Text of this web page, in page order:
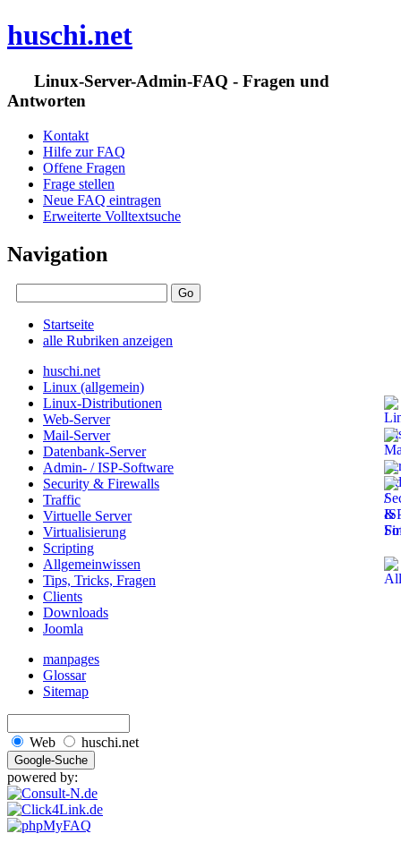
huschi.net
Linux-Server-Admin-FAQ - Fragen und
Antworten
Kontakt
Hilfe zur FAQ
Offene Fragen
Frage stellen
Neue FAQ eintragen
Erweiterte Volltextsuche
Navigation
Startseite
alle Rubriken anzeigen
huschi.net
Linux (allgemein)
Linux-Distributionen
Web-Server
Mail-Server
Datenbank-Server
Admin- / ISP-Software
Security & Firewalls
Traffic
Virtuelle Server
Virtualisierung
Scripting
Allgemeinwissen
Tips, Tricks, Fragen
Clients
Downloads
Joomla
manpages
Glossar
Sitemap
Web huschi.net
powered by: